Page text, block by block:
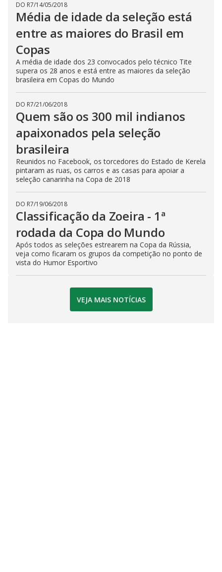
DO R7/14/05/2018
Média de idade da seleção está
entre as maiores do Brasil em
Copas
A média de idade dos 23 convocados pelo técnico Tite
supera os 28 anos e está entre as maiores da seleção
brasileira em Copas do Mundo
DO R7/21/06/2018
Quem são os 300 mil indianos
apaixonados pela seleção
brasileira
Reunidos no Facebook, os torcedores do Estado de Kerela
pintaram as ruas, os carros e as casas para apoiar a
seleção canarinha na Copa de 2018
DO R7/19/06/2018
Classificação da Zoeira - 1ª
rodada da Copa do Mundo
Após todos as seleções estrearem na Copa da Rússia,
veja como ficaram os grupos da competição no ponto de
vista do Humor Esportivo
VEJA MAIS NOTÍCIAS